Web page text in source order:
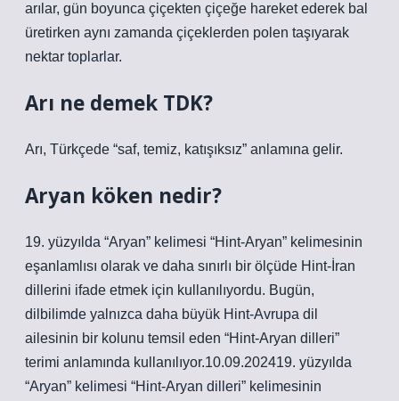
arılar, gün boyunca çiçekten çiçeğe hareket ederek bal
üretirken aynı zamanda çiçeklerden polen taşıyarak
nektar toplarlar.
Arı ne demek TDK?
Arı, Türkçede “saf, temiz, katışıksız” anlamına gelir.
Aryan köken nedir?
19. yüzyılda “Aryan” kelimesi “Hint-Aryan” kelimesinin
eşanlamlısı olarak ve daha sınırlı bir ölçüde Hint-İran
dillerini ifade etmek için kullanılıyordu. Bugün,
dilbilimde yalnızca daha büyük Hint-Avrupa dil
ailesinin bir kolunu temsil eden “Hint-Aryan dilleri”
terimi anlamında kullanılıyor.10.09.202419. yüzyılda
“Aryan” kelimesi “Hint-Aryan dilleri” kelimesinin